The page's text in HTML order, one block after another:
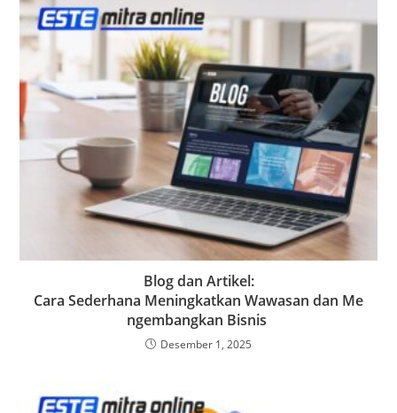
Blog dan Artikel:
Cara Sederhana Meningkatkan Wawasan dan Me
ngembangkan Bisnis
Desember 1, 2025